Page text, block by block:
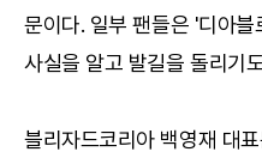
문이다. 일부 팬들은 '디아
사실을 알고 발길을 돌리기
블리자드코리아 백영재 대